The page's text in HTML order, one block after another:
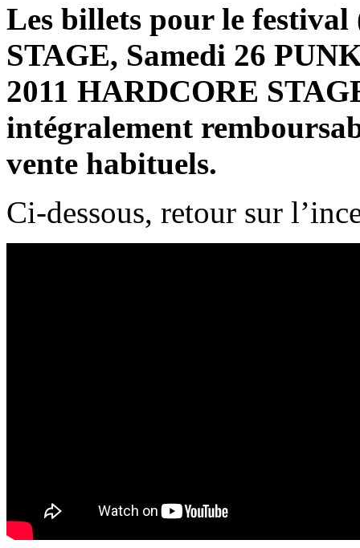
Les billets pour le
STAGE, Samedi 26
2011 HARDCORE
intégralement
vente habituels.
Ci-dessous, retour sur